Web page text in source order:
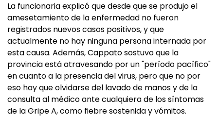
La funcionaria explicó que desde que se produjo el
amesetamiento de la enfermedad no fueron
registrados nuevos casos positivos, y que
actualmente no hay ninguna persona internada por
esta causa. Además, Cappato sostuvo que la
provincia está atravesando por un "período pacífico"
en cuanto a la presencia del virus, pero que no por
eso hay que olvidarse del lavado de manos y de la
consulta al médico ante cualquiera de los síntomas
de la Gripe A, como fiebre sostenida y vómitos.